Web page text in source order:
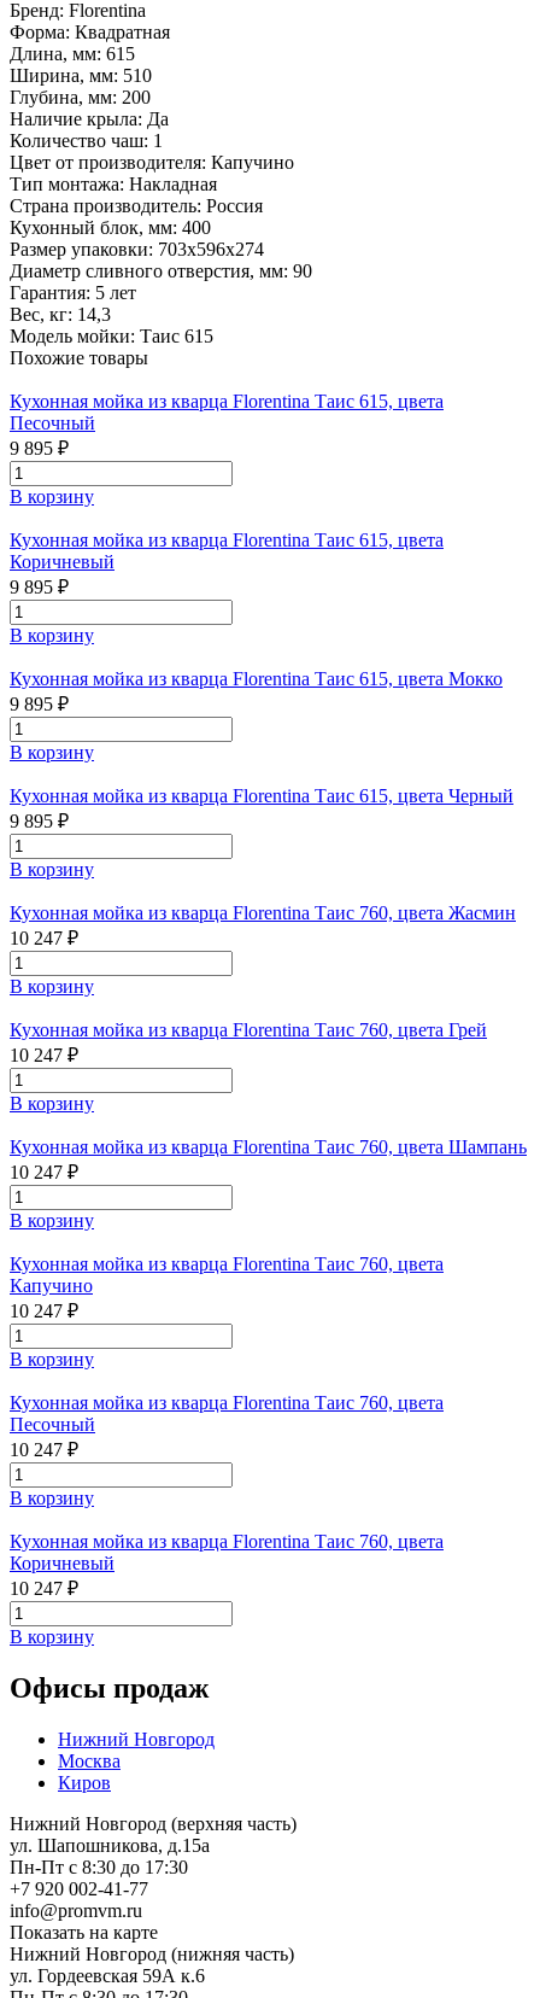
Бренд: Florentina
Форма: Квадратная
Длина, мм: 615
Ширина, мм: 510
Глубина, мм: 200
Наличие крыла: Да
Количество чаш: 1
Цвет от производителя: Капучино
Тип монтажа: Накладная
Страна производитель: Россия
Кухонный блок, мм: 400
Размер упаковки: 703х596х274
Диаметр сливного отверстия, мм: 90
Гарантия: 5 лет
Вес, кг: 14,3
Модель мойки: Таис 615
Похожие товары
Кухонная мойка из кварца Florentina Таис 615, цвета
Песочный
9 895 ₽
В корзину
Кухонная мойка из кварца Florentina Таис 615, цвета
Коричневый
9 895 ₽
В корзину
Кухонная мойка из кварца Florentina Таис 615, цвета Мокко
9 895 ₽
В корзину
Кухонная мойка из кварца Florentina Таис 615, цвета Черный
9 895 ₽
В корзину
Кухонная мойка из кварца Florentina Таис 760, цвета Жасмин
10 247 ₽
В корзину
Кухонная мойка из кварца Florentina Таис 760, цвета Грей
10 247 ₽
В корзину
Кухонная мойка из кварца Florentina Таис 760, цвета Шампань
10 247 ₽
В корзину
Кухонная мойка из кварца Florentina Таис 760, цвета
Капучино
10 247 ₽
В корзину
Кухонная мойка из кварца Florentina Таис 760, цвета
Песочный
10 247 ₽
В корзину
Кухонная мойка из кварца Florentina Таис 760, цвета
Коричневый
10 247 ₽
В корзину
Офисы продаж
Нижний Новгород
Москва
Киров
Нижний Новгород (верхняя часть)
ул. Шапошникова, д.15а
Пн-Пт с 8:30 до 17:30
+7 920 002-41-77
info@promvm.ru
Показать на карте
Нижний Новгород (нижняя часть)
ул. Гордеевская 59А к.6